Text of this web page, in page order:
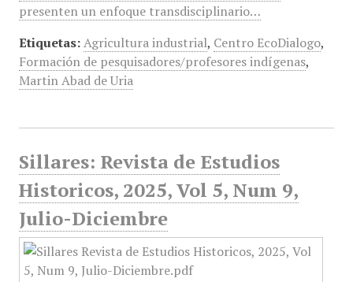
presenten un enfoque transdisciplinario…
Etiquetas: Agricultura industrial, Centro EcoDialogo,
Formación de pesquisadores/profesores indígenas,
Martin Abad de Uria
Sillares: Revista de Estudios
Historicos, 2025, Vol 5, Num 9,
Julio-Diciembre